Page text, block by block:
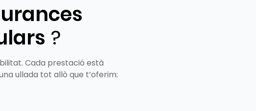
?
Cada prestació està
ullada tot allò que t’oferim: